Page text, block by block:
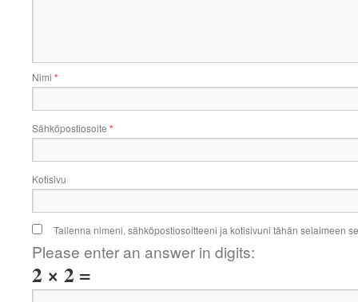
Nimi *
Sähköpostiosoite *
Kotisivu
Tallenna nimeni, sähköpostiosoitteeni ja kotisivuni tähän selaimeen
Please enter an answer in digits:
2 × 2 =